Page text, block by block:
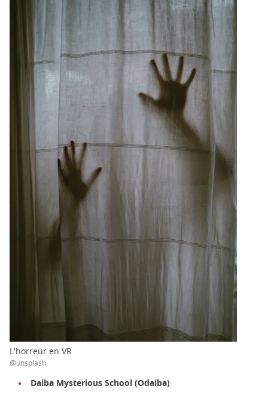
L'horreur en VR
@unsplash
Daiba Mysterious School (Odaiba)